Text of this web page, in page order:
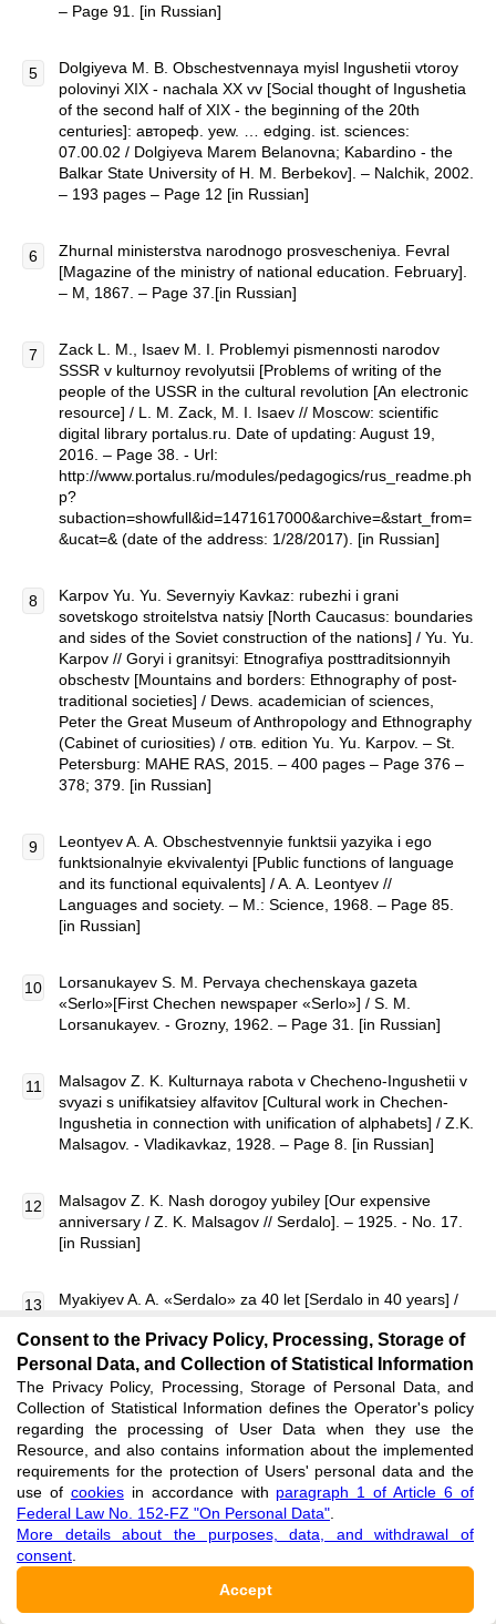
– Page 91. [in Russian]
Dolgiyeva M. B. Obschestvennaya myisl Ingushetii vtoroy
polovinyi XIX - nachala XX vv [Social thought of Ingushetia
of the second half of XIX - the beginning of the 20th
centuries]: автореф. yew. … edging. ist. sciences:
07.00.02 / Dolgiyeva Marem Belanovna; Kabardino - the
Balkar State University of H. M. Berbekov]. – Nalchik, 2002.
– 193 pages – Page 12 [in Russian]
Zhurnal ministerstva narodnogo prosvescheniya. Fevral
[Magazine of the ministry of national education. February].
– M, 1867. – Page 37.[in Russian]
Zack L. M., Isaev M. I. Problemyi pismennosti narodov
SSSR v kulturnoy revolyutsii [Problems of writing of the
people of the USSR in the cultural revolution [An electronic
resource] / L. M. Zack, M. I. Isaev // Moscow: scientific
digital library portalus.ru. Date of updating: August 19,
2016. – Page 38. - Url:
http://www.portalus.ru/modules/pedagogics/rus_readme.ph
p?
subaction=showfull&id=1471617000&archive=&start_from=
&ucat=& (date of the address: 1/28/2017). [in Russian]
Karpov Yu. Yu. Severnyiy Kavkaz: rubezhi i grani
sovetskogo stroitelstva natsiy [North Caucasus: boundaries
and sides of the Soviet construction of the nations] / Yu. Yu.
Karpov // Goryi i granitsyi: Etnografiya posttraditsionnyih
obschestv [Mountains and borders: Ethnography of post-
traditional societies] / Dews. academician of sciences,
Peter the Great Museum of Anthropology and Ethnography
(Cabinet of curiosities) / отв. edition Yu. Yu. Karpov. – St.
Petersburg: MAHE RAS, 2015. – 400 pages – Page 376 –
378; 379. [in Russian]
Leontyev A. A. Obschestvennyie funktsii yazyika i ego
funktsionalnyie ekvivalentyi [Public functions of language
and its functional equivalents] / A. A. Leontyev //
Languages and society. – M.: Science, 1968. – Page 85.
[in Russian]
Lorsanukayev S. M. Pervaya chechenskaya gazeta
«Serlo»[First Chechen newspaper «Serlo»] / S. M.
Lorsanukayev. - Grozny, 1962. – Page 31. [in Russian]
Malsagov Z. K. Kulturnaya rabota v Checheno-Ingushetii v
svyazi s unifikatsiey alfavitov [Cultural work in Chechen-
Ingushetia in connection with unification of alphabets] / Z.K.
Malsagov. - Vladikavkaz, 1928. – Page 8. [in Russian]
Malsagov Z. K. Nash dorogoy yubiley [Our expensive
anniversary / Z. K. Malsagov // Serdalo]. – 1925. - No. 17.
[in Russian]
Myakiyev A. A. «Serdalo» za 40 let [Serdalo in 40 years] /
Tomelleri V. S. Borba kirillitsyi i latinitsyi na Severnom
Kavkaze [Fight of Cyrillics and Latin in the North Caucasus
/ Tomelleri Vittorio Springfild: Electronic library of the
Belarusian state university // IX Suprunovsky readings:
Language contact – [An electronic resource] / V. S.
Tomelleri//Minsk: RIVSh, 2015. – Page 161 – 162; 167. -
Url: http://elib.bsu.by/bitstream/123456789/113600 (date of
the address 1/27/2017). [in Russian]
Chentiyeva M. D. Istoriya Checheno-Ingushskoy
pismennosti [History of the Checheno-Ingush writing] / M.
Consent to the Privacy Policy, Processing, Storage of
Personal Data, and Collection of Statistical Information
The Privacy Policy, Processing, Storage of Personal Data, and
Collection of Statistical Information defines the Operator's policy
regarding the processing of User Data when they use the
Resource, and also contains information about the implemented
requirements for the protection of Users' personal data and the
use of cookiesin accordance with paragraph 1 of Article 6 of
Federal Law No. 152-FZ "On Personal Data"
More details about the purposes, data, and withdrawal of
consent
Accept